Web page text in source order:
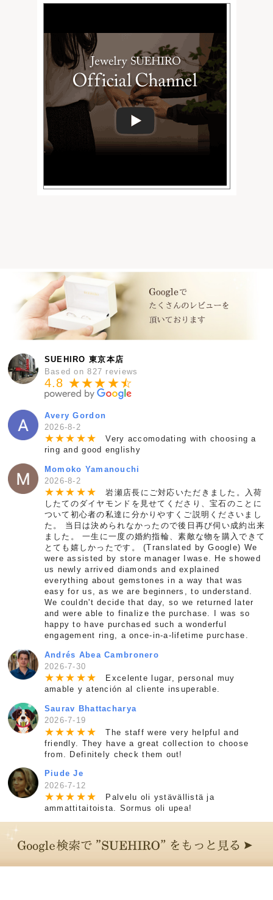
SUEHIRO 東京本店
Based on 827 reviews
4.8 ★★★★★
☆
Avery Gordon
2026-8-2
★★★ ★★
Very accomodating with choosing a
ring and good englishy
Momoko Yamanouchi
2026-8-2
★★★ ★★
岩瀬店長にご対応いただきました。入荷
したてのダイヤモンドを見せてくださり、宝石のことに
ついて初心者の私達に分かりやすくご説明くださいまし
た。 当日は決められなかったので後日再び伺い成約出来
ました。 一生に一度の婚約指輪、素敵な物を購入できて
とても嬉しかったです。 (Translated by Google) We
were assisted by store manager Iwase. He showed
us newly arrived diamonds and explained
everything about gemstones in a way that was
easy for us, as we are beginners, to understand.
We couldn't decide that day, so we returned later
and were able to finalize the purchase. I was so
happy to have purchased such a wonderful
engagement ring, a once-in-a-lifetime purchase.
Andrés Abea Cambronero
2026-7-30
★★★ ★★
Excelente lugar, personal muy
amable y atención al cliente insuperable.
Saurav Bhattacharya
2026-7-19
★★★ ★★
The staff were very helpful and
friendly. They have a great collection to choose
from. Definitely check them out!
Piude Je
2026-7-12
★★★ ★★
Palvelu oli ystävällistä ja
ammattitaitoista. Sormus oli upea!